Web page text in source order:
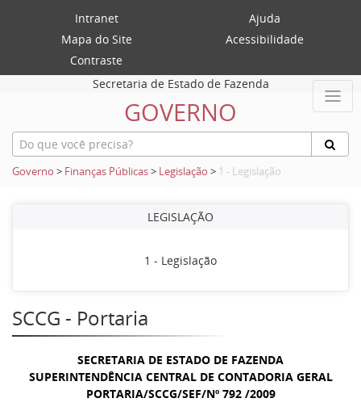
Intranet
Ajuda
Mapa do Site
Acessibilidade
Contraste
Secretaria de Estado de Fazenda
GOVERNO
Governo > Finanças Públicas> Legislação > 1 - Legislação
LEGISLAÇÃO
1 - Legislação
SCCG - Portaria
SECRETARIA DE ESTADO DE FAZENDA
SUPERINTENDÊNCIA CENTRAL DE CONTADORIA GERAL
PORTARIA/SCCG/SEF/Nº 792 /2009